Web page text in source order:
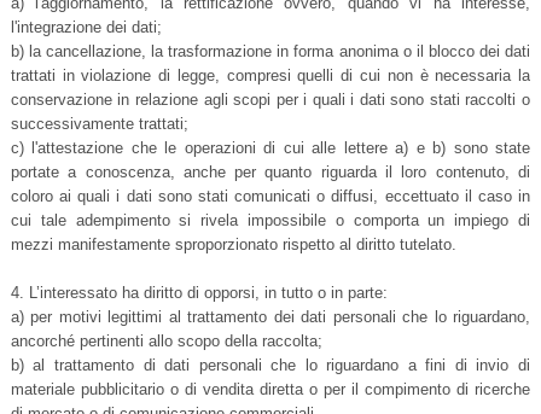
l'integrazione dei dati;
b) la cancellazione, la trasformazione in forma anonima o il blocco dei dati
trattati in violazione di legge, compresi quelli di cui non è necessaria la
conservazione in relazione agli scopi per i quali i dati sono stati raccolti o
successivamente trattati;
c) l'attestazione che le operazioni di cui alle lettere a) e b) sono state
portate a conoscenza, anche per quanto riguarda il loro contenuto, di
coloro ai quali i dati sono stati comunicati o diffusi, eccettuato il caso in
cui tale adempimento si rivela impossibile o comporta un impiego di
mezzi manifestamente sproporzionato rispetto al diritto tutelato.
4. L’interessato ha diritto di opporsi, in tutto o in parte:
a) per motivi legittimi al trattamento dei dati personali che lo riguardano,
ancorché pertinenti allo scopo della raccolta;
b) al trattamento di dati personali che lo riguardano a fini di invio di
materiale pubblicitario o di vendita diretta o per il compimento di ricerche